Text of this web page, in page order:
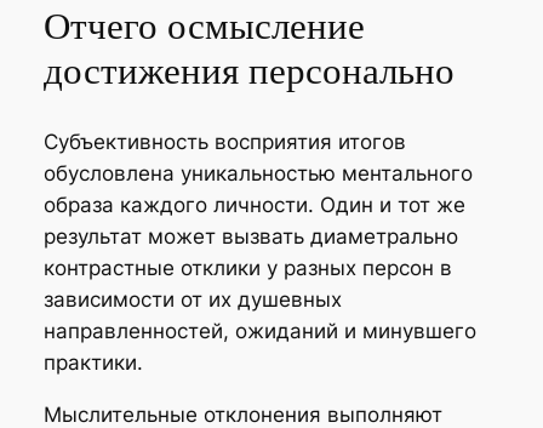
Отчего осмысление
достижения персонально
Субъективность восприятия итогов
обусловлена уникальностью ментального
образа каждого личности. Один и тот же
результат может вызвать диаметрально
контрастные отклики у разных персон в
зависимости от их душевных
направленностей, ожиданий и минувшего
практики.
Мыслительные отклонения выполняют